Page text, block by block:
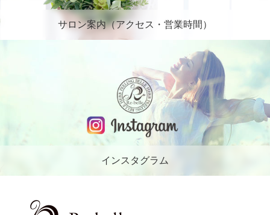
サロン案内（アクセス・営業時間）
インスタグラム